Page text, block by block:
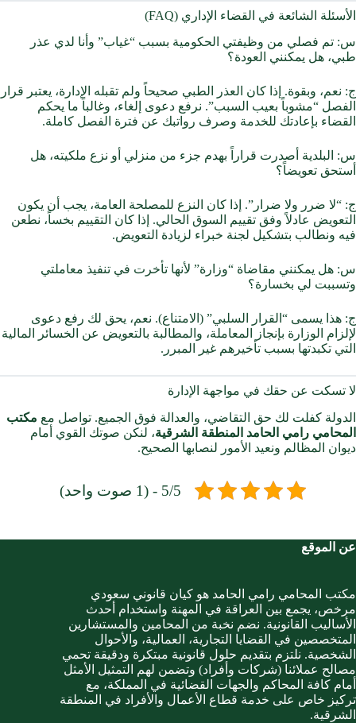
الأسئلة الشائعة في القضاء الإداري (FAQ)
س: تم فصلي من وظيفتي الحكومية بسبب “غياب” وأنا لدي عذر
طبي، هل يمكنني العودة؟
ج: نعم، وبقوة. إذا كان العذر الطبي صحيحاً ولم تقبله الإدارة، يعتبر قرار
الفصل “مشوباً بعيب السبب”. نرفع دعوى إلغاء، وغالباً ما يحكم
القضاء بإعادتك للخدمة وصرف رواتبك عن فترة الفصل كاملة.
س: البلدية أصدرت قراراً بهدم جزء من منزلي أو نزع ملكيته، هل
أستحق تعويضاً؟
ج: “لا ضرر ولا ضرار”. إذا كان النزع للمصلحة العامة، يجب أن يكون
التعويض عادلاً وفق تقييم السوق الحالي. إذا كان التقييم بخساً، نطعن
فيه ونطالب بتشكيل لجنة خبراء لزيادة التعويض.
س: هل يمكنني مقاضاة “وزارة” لأنها تأخرت في تنفيذ معاملتي
وتسببت لي بخسارة؟
ج: هذا يسمى “القرار السلبي” (الامتناع). نعم، يحق لك رفع دعوى
لإلزام الوزارة بإنجاز المعاملة، والمطالبة بالتعويض عن الخسائر المالية
التي تكبدتها بسبب تأخيرهم غير المبرر.
لا تسكت عن حقك في مواجهة الإدارة
الدولة كفلت لك حق التقاضي، والعدالة فوق الجميع. تواصل مع مكتب
المحامي رامي الحامد المنطقة الشرقية، لنكن صوتك القوي أمام
ديوان المظالم ونعيد الأمور لنصابها الصحيح.
5/5 - (1 صوت واحد)
عن الموقع
مكتب المحامي رامي الحامد هو كيان قانوني سعودي
مرخص، يجمع بين العراقة في المهنة واستخدام أحدث
الأساليب القانونية. نضم نخبة من المحامين والمستشارين
المتخصصين في القضايا التجارية، العمالية، والأحوال
الشخصية. نلتزم بتقديم حلول قانونية مبتكرة ودقيقة تحمي
مصالح عملائنا (شركات وأفراد) وتضمن لهم التمثيل الأمثل
أمام كافة المحاكم والجهات القضائية في المملكة، مع
تركيز خاص على خدمة قطاع الأعمال والأفراد في المنطقة
الشرقية.